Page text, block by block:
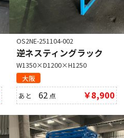
OS2NE-251104-002
逆ネスティングラック
W1350×D1200×H1250
大阪
あと 62 点 ￥8,900